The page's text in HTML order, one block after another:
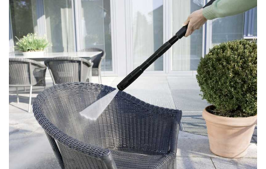
T
Teppichreiniger und Teppichbodenreiniger
Thermische und mechanische Unkrautbrenner
Tomatenpressen
Tragbare Powerstationen
Traktor-Heckenscheren mit Ausleger
U
Umfüllpumpen
Umkehrfräsen
Iseki
Italyco
ITM
J JOLLY ITALIA
K
KAAZ
Karcher
Kasco
Kemper